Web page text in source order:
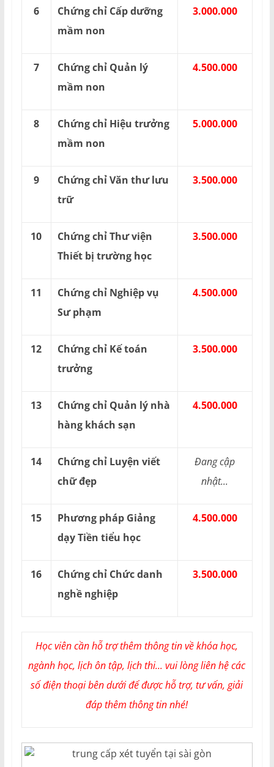
6
Chứng chỉ Cấp dưỡng
mầm non
3.000.000
7
Chứng chỉ Quản lý
mầm non
4.500.000
8
Chứng chỉ Hiệu trưởng
mầm non
5.000.000
9
Chứng chỉ Văn thư lưu
trữ
3.500.000
10
Chứng chỉ Thư viện
Thiết bị trường học
3.500.000
11
Chứng chỉ Nghiệp vụ
Sư phạm
4.500.000
12
Chứng chỉ Kế toán
trưởng
3.500.000
13
Chứng chỉ Quản lý nhà
hàng khách sạn
4.500.000
14
Chứng chỉ Luyện viết
chữ đẹp
Đang cập
nhật...
15
Phương pháp Giảng
dạy Tiền tiểu học
4.500.000
16
Chứng chỉ Chức danh
nghề nghiệp
3.500.000
Học viên cần hỗ trợ thêm thông tin về khóa học,
ngành học, lịch ôn tập, lịch thi... vui lòng liên hệ các
số điện thoại bên dưới để được hỗ trợ, tư vấn, giải
đáp thêm thông tin nhé!